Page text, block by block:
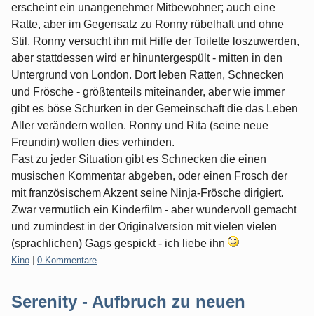
erscheint ein unangenehmer Mitbewohner; auch eine
Ratte, aber im Gegensatz zu Ronny rübelhaft und ohne
Stil. Ronny versucht ihn mit Hilfe der Toilette loszuwerden,
aber stattdessen wird er hinuntergespült - mitten in den
Untergrund von London. Dort leben Ratten, Schnecken
und Frösche - größtenteils miteinander, aber wie immer
gibt es böse Schurken in der Gemeinschaft die das Leben
Aller verändern wollen. Ronny und Rita (seine neue
Freundin) wollen dies verhinden.
Fast zu jeder Situation gibt es Schnecken die einen
musischen Kommentar abgeben, oder einen Frosch der
mit französischem Akzent seine Ninja-Frösche dirigiert.
Zwar vermutlich ein Kinderfilm - aber wundervoll gemacht
und zumindest in der Originalversion mit vielen vielen
(sprachlichen) Gags gespickt - ich liebe ihn
Kategorien:
Kino 0 Kommentare
Serenity - Aufbruch zu neuen